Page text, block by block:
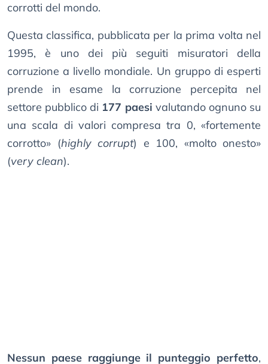
corrotti del mondo.
Questa classifica, pubblicata per la prima volta nel
1995, è uno dei più seguiti misuratori della
corruzione a livello mondiale. Un gruppo di esperti
prende in esame la corruzione percepita nel
settore pubblico di 177 paesi valutando ognuno su
una scala di valori compresa tra 0, «fortemente
corrotto» (highly corrupt) e 100, «molto onesto»
(very clean).
Nessun paese raggiunge il punteggio perfetto,